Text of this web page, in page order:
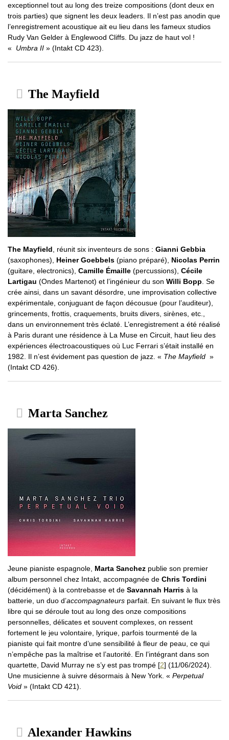
exceptionnel tout au long des treize compositions (dont deux en
trois parties) que signent les deux leaders. Il n’est pas anodin que
l’enregistrement acoustique ait eu lieu dans les fameux studios
Rudy Van Gelder à Englewood Cliffs. Du jazz de haut vol !
«
Umbra II » (Intakt CD 423).
The Mayfield
The Mayfield , réunit six inventeurs de sons : Gianni Gebbia
(saxophones), Heiner Goebbels (piano préparé), Nicolas Perrin
(guitare, electronics), Camille Émaille (percussions), Cécile
Lartigau (Ondes Martenot) et l’ingénieur du son Willi Bopp . Se
crée ainsi, dans un savant désordre, une improvisation collective
expérimentale, conjuguant de façon décousue (pour l’auditeur),
grincements, frottis, craquements, bruits divers, sirènes, etc.,
dans un environnement très éclaté. L’enregistrement a été réalisé
à Paris durant une résidence à La Muse en Circuit, haut lieu des
expériences électroacoustiques où Luc Ferrari s’était installé en
1982. Il n’est évidement pas question de jazz. « The Mayfield »
(Intakt CD 426).
Marta Sanchez
Jeune pianiste espagnole, Marta Sanchez publie son premier
album personnel chez Intakt, accompagnée de Chris Tordini
(décidément) à la contrebasse et de Savannah Harris à la
batterie, un duo d’accompagnateurs parfait. En suivant le flux très
libre qui se déroule tout au long des onze compositions
personnelles, délicates et souvent complexes, on ressent
fortement le jeu volontaire, lyrique, parfois tourmenté de la
pianiste qui fait montre d’une sensibilité à fleur de peau, ce qui
n’empêche pas la maîtrise et l’autorité. En l’intégrant dans son
quartette, David Murray ne s’y est pas trompé [2] (11/06/2024).
Une musicienne à suivre désormais à New York. « Perpetual
Void » (Intakt CD 421).
Alexander Hawkins